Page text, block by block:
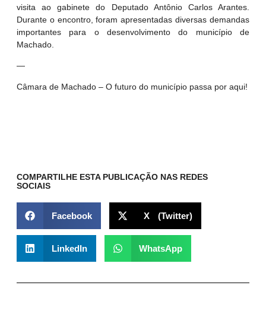
visita ao gabinete do Deputado Antônio Carlos Arantes.
Durante o encontro, foram apresentadas diversas demandas
importantes para o desenvolvimento do município de
Machado.
—
Câmara de Machado – O futuro do município passa por aqui!
COMPARTILHE ESTA PUBLICAÇÃO NAS REDES
SOCIAIS
Facebook X (Twitter)
LinkedIn WhatsApp